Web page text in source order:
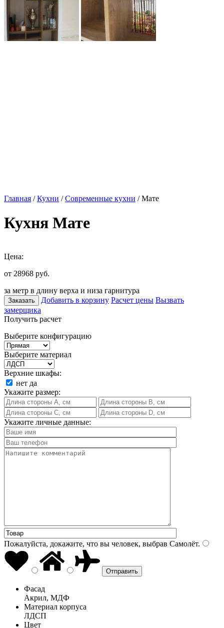
Главная /Кухни /Современные кухни / Мате
Кухня Мате
Цена:
от 28968 руб.
за метр в длину верха и низа гарнитура
Заказать Добавить в корзину Расчет цены Вызвать
замерщика
Получить расчет
Выберите конфигурацию
Выберите материал
Верхние шкафы:
нет да
Укажите размер:
Укажите личные данные:
Пожалуйста, докажите, что вы человек, выбрав Самолёт.
Фасад
Акрил, МДФ
Материал корпуса
ЛДСП
Цвет